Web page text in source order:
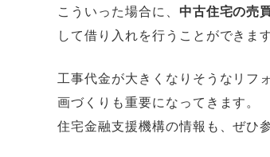
こういった場合に、 中古住宅の売
して借り入れを行うことができます
工事代金が大きくなりそうなリフ
画づくりも重要になってきます。
住宅金融支援機構の情報も、ぜひ